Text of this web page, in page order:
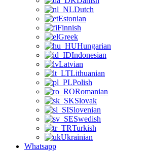
Dutch
Estonian
Finnish
Greek
Hungarian
Indonesian
Latvian
Lithuanian
Polish
Romanian
Slovak
Slovenian
Swedish
Turkish
Ukrainian
Whatsapp